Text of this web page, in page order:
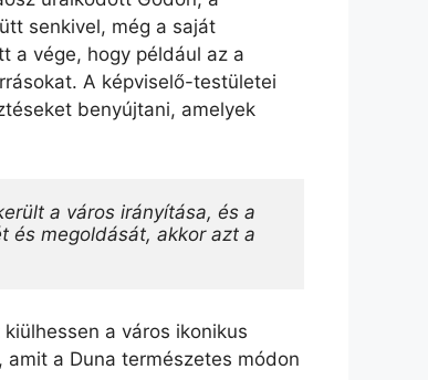
senkivel, még a saját
a vége, hogy például az a
A képviselő-testületei
benyújtani, amelyek
a város irányítása, és a
és megoldását, akkor azt a
a város ikonikus
a Duna természetes módon